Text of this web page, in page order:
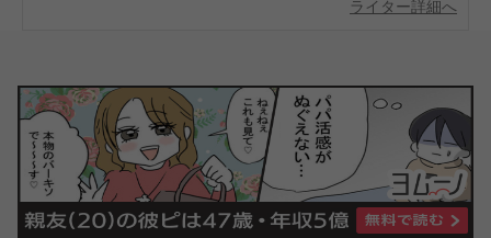
ライター詳細へ